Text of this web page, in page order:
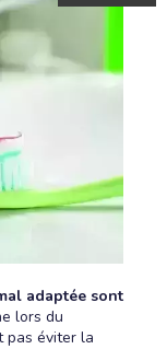
adaptée sont
lors du
pas éviter la